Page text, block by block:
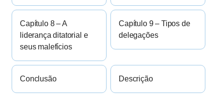
Capítulo 8 – A
liderança ditatorial e
seus malefícios
Capítulo 9 – Tipos de
delegações
Conclusão Descrição